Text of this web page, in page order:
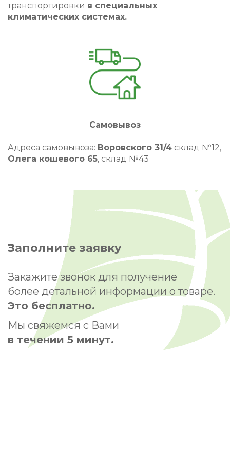
транспортировки в специальных
климатических системах.
Самовывоз
Адреса самовывоза: Воровского 31/4 склад №12,
Олега кошевого 65, склад №43
Заполните заявку
Закажите звонок для получение
более детальной информации о товаре.
Это бесплатно.
Мы свяжемся с Вами
в течении 5 минут.